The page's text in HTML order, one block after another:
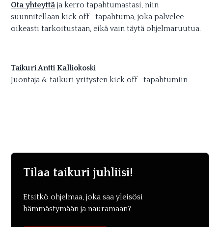
Tilaa taikuri juhliisi!
Etsitkö ohjelmaa, joka saa yleisösi
hämmästymään ja nauramaan?
Ota yhteyttä ja kerro tapahtumastasi, niin
suunnitellaan kick off -tapahtuma, joka palvelee
oikeasti tarkoitustaan, eikä vain täytä ohjelmaruutua.
Taikuri Antti Kalliokoski
Juontaja & taikuri yritysten kick off -tapahtumiin